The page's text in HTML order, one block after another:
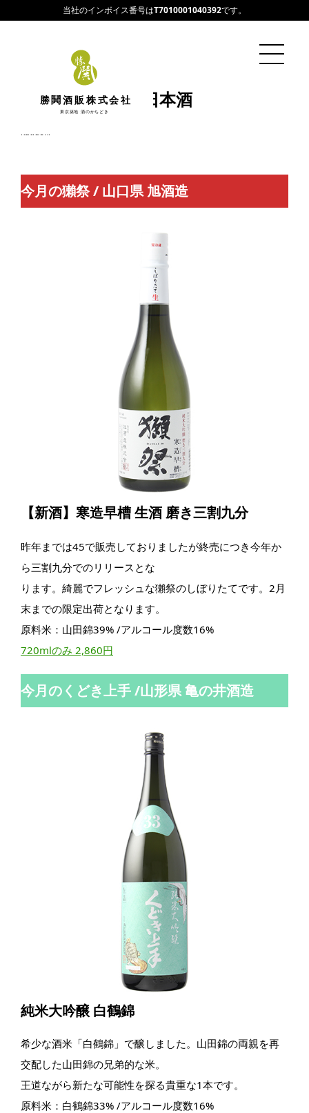
当社のインボイス番号はT7010001040392です。
勝鬨酒販株式会社
東京築地 酒のかちどき
11月のオススメ日本酒
katidoki
今月の獺祭 / 山口県 旭酒造
【新酒】寒造早槽 生酒 磨き三割九分
昨年までは45で販売しておりましたが終売につき今年か
ら三割九分でのリリースとな
ります。綺麗でフレッシュな獺祭のしぼりたてです。2月
末までの限定出荷となります。
原料米：山田錦39% /アルコール度数16%
720mlのみ 2,860円
今月のくどき上手 /山形県 亀の井酒造
純米大吟醸 白鶴錦
希少な酒米「白鶴錦」で醸しました。山田錦の両親を再
交配した山田錦の兄弟的な米。
王道ながら新たな可能性を探る貴重な1本です。
原料米：白鶴錦33% /アルコール度数16%